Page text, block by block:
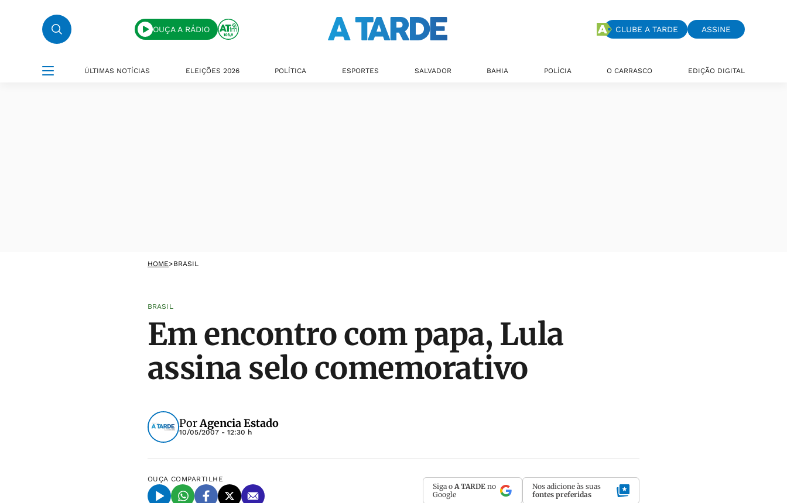
OUÇA A RÁDIO CLUBE A TARDE ASSINE
ÚLTIMAS NOTÍCIAS ELEIÇÕES 2026 POLÍTICA ESPORTES SALVADOR BAHIA POLÍCIA O CARRASCO EDIÇÃO DIGITAL
HOME>BRASIL
BRASIL
Em encontro com papa, Lula
assina selo comemorativo
PorAgencia Estado
10/05/2007 - 12:30 h
OUÇA COMPARTILHE
Siga o A TARDE no
Google
Nos adicione às suas
fontes preferidas